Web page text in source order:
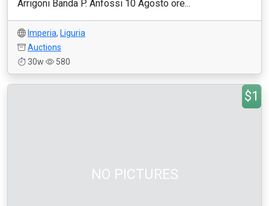
Arrigoni Banda P. Anfossi 10 Agosto ore...
Imperia, Liguria
Auctions
30w
580
NO PICTURES
$1